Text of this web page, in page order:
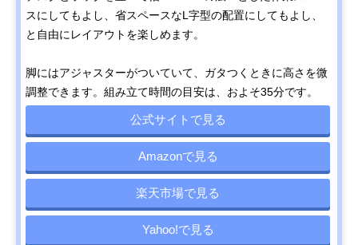
スにしてもよし、省スペースなL字型の配置にしてもよし、
と自由にレイアウトを楽しめます。
脚にはアジャスターがついていて、ガタつくときに高さを微
調整できます。組み立て時間の目安は、およそ35分です。
公式サイトで見る
Amazonで見る
楽天市場で見る
Yahoo!で見る